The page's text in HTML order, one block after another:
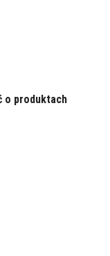
o produktach